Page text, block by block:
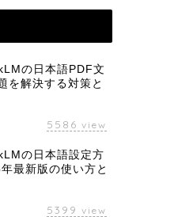
の日本語PDF文
を解決する対策と
5586 view
の日本語設定方
最新版の使い方と
5399 view